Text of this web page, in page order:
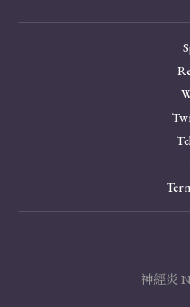
神經炎